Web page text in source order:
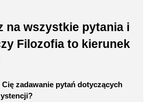
na wszystkie pytania i
Filozofia to kierunek
zadawanie pytań dotyczących